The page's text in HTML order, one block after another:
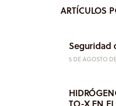
ARTÍCULOS
Seguridad
5 DE AGOSTO
TO-X EN